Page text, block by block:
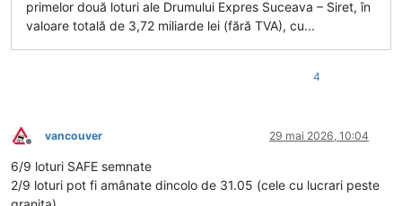
primelor două loturi ale Drumului Expres Suceava – Siret, în
valoare totală de 3,72 miliarde lei (fără TVA), cu...
4
Deconectat
vancouver 29 mai 2026, 10:04
6/9 loturi SAFE semnate
2/9 loturi pot fi amânate dincolo de 31.05 (cele cu lucrari peste